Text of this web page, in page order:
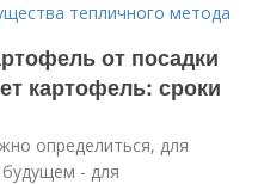
тепличного метода
от посадки
картофель: сроки
определиться, для
- для